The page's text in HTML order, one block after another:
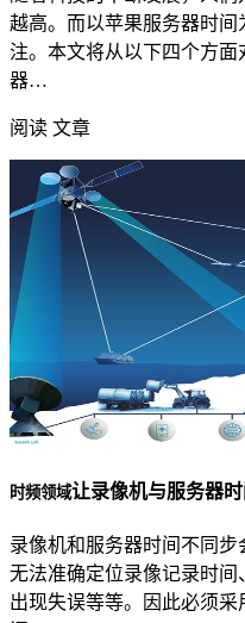
越高。而以苹果服务器时
注。本文将从以下四个方
器…
阅读 文章
时频领域让录像机与服务器时
录像机和服务器时间不同
无法准确定位录像记录时
出现失误等等。因此必须